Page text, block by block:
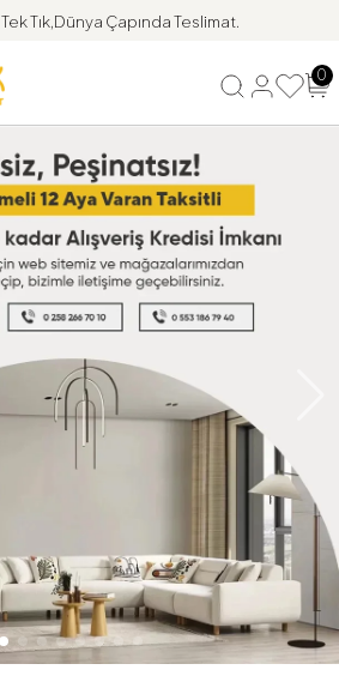
Tek Tık,Dünya Çapında Teslimat.
0